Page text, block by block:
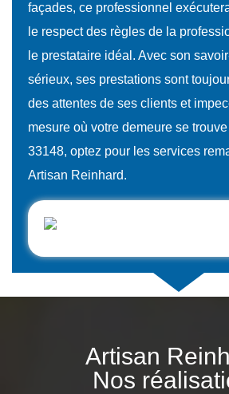
façades, ce professionnel
le respect des règles de la
le prestataire idéal. Avec son
sérieux, ses prestations sont
des attentes de ses clients et
mesure où votre demeure se
33148, optez pour les services
Artisan Reinhard.
Artisan
Nos